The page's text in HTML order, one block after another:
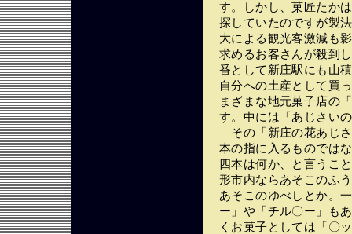
す。しかし、菓匠たか
探していたのですが製
大による観光客激減も
求めるお客さんが殺到
番として新庄駅にも山
自分への土産として買
まざまな地元菓子店の
す。中には「あじさい
その「新庄の花あじ
本の指に入るものでは
四本は何か、と言うこ
形市内ならあそこのふ
あそこのゆべしとか。
ー」や「チル〇ー」も
くお菓子としては「〇